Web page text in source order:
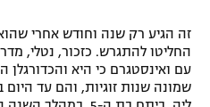
זה הגיע רק שנה וחודש אחרי
עם ואינסטגרם כי היא
שמונה שנות זוגיות, והם עד